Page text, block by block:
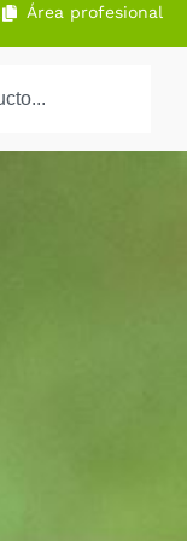
Área profesional